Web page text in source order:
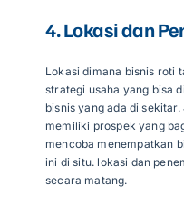
4. Lokasi dan
Lokasi dimana bisnis roti
strategi usaha yang bisa
bisnis yang ada di
memiliki prospek yang
mencoba menempatkan
ini di situ. lokasi dan
secara matang.